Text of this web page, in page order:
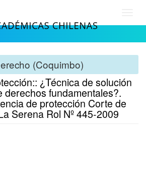
(Coquimbo)
¿Técnica de solución
derechos fundamentales?.
de protección Corte de
Serena Rol Nº 445-2009